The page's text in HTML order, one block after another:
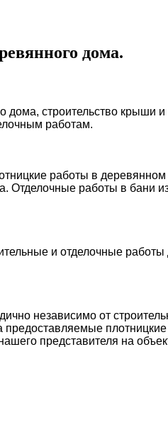
дома.
дома, строительство крыши
работам.
работы в
Отделочные работы в
и отделочные
независимо от
предоставляемые
представителя на